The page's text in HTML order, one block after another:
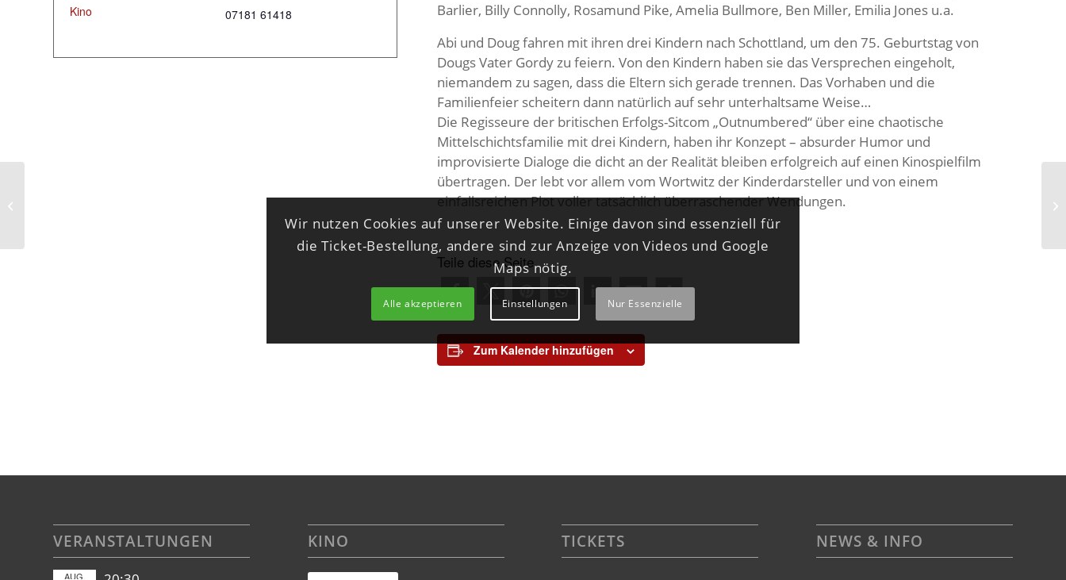
Barlier, Billy Connolly, Rosamund Pike, Amelia Bullmore, Ben Miller, Emilia Jones u.a.
Abi und Doug fahren mit ihren drei Kindern nach Schottland, um den 75. Geburtstag von
Dougs Vater Gordy zu feiern. Von den Kindern haben sie das Versprechen eingeholt,
niemandem zu sagen, dass die Eltern sich gerade trennen. Das Vorhaben und die
Familienfeier scheitern dann natürlich auf sehr unterhaltsame Weise…
Die Regisseure der britischen Erfolgs-Sitcom „Outnumbered“ über eine chaotische
Mittelschichtsfamilie mit drei Kindern, haben ihr Konzept – absurder Humor und
improvisierte Dialoge die dicht an der Realität bleiben erfolgreich auf einen Kinospielfilm
übertragen. Der lebt vor allem vom Wortwitz der Kinderdarsteller und von einem
einfallsreichen Plot voller tatsächlich überraschender Wendungen.
Teile diese Seite
Zum Kalender hinzufügen
Kino
07181 61418
VERANSTALTUNGEN
AUG.
KINO TICKETS NEWS & INFO
Wir nutzen Cookies auf unserer Website. Einige davon sind essenziell für
die Ticket-Bestellung, andere sind zur Anzeige von Videos und Google
Maps nötig.
Alle akzeptieren Einstellungen Nur Essenzielle